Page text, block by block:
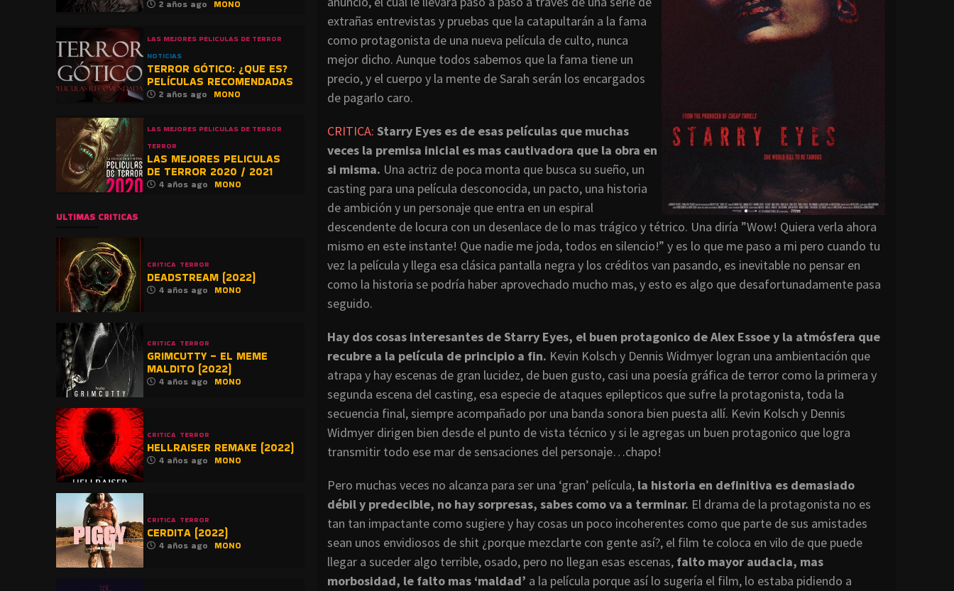
extrañas entrevistas y pruebas que la catapultarán a la fama
como protagonista de una nueva película de culto, nunca
mejor dicho. Aunque todos sabemos que la fama tiene un
precio, y el cuerpo y la mente de Sarah serán los encargados
de pagarlo caro.
CRITICA: Starry Eyes es de esas películas que muchas
veces la premisa inicial es mas cautivadora que la obra en
si misma. Una actriz de poca monta que busca su sueño, un
casting para una película desconocida, un pacto, una historia
de ambición y un personaje que entra en un espiral
descendente de locura con un desenlace de lo mas trágico y tétrico. Una diría ”Wow! Quiera verla ahora
mismo en este instante! Que nadie me joda, todos en silencio!” y es lo que me paso a mi pero cuando tu
vez la película y llega esa clásica pantalla negra y los créditos van pasando, es inevitable no pensar en
como la historia se podría haber aprovechado mucho mas, y esto es algo que desafortunadamente pasa
seguido.
Hay dos cosas interesantes de Starry Eyes, el buen protagonico de Alex Essoe y la atmósfera que
recubre a la película de principio a fin. Kevin Kolsch y Dennis Widmyer logran una ambientación que
atrapa y hay escenas de gran lucidez, de buen gusto, casi una poesía gráfica de terror como la primera y
segunda escena del casting, esa especie de ataques epilepticos que sufre la protagonista, toda la
secuencia final, siempre acompañado por una banda sonora bien puesta allí. Kevin Kolsch y Dennis
Widmyer dirigen bien desde el punto de vista técnico y si le agregas un buen protagonico que logra
transmitir todo ese mar de sensaciones del personaje…chapo!
Pero muchas veces no alcanza para ser una ‘gran’ película, la historia en definitiva es demasiado
débil y predecible, no hay sorpresas, sabes como va a terminar. El drama de la protagonista no es
tan tan impactante como sugiere y hay cosas un poco incoherentes como que parte de sus amistades
sean unos envidiosos de shit ¿porque mezclarte con gente así?, el film te coloca en vilo de que puede
llegar a suceder algo terrible, osado, pero no llegan esas escenas, falto mayor audacia, mas
morbosidad, le falto mas ‘maldad’ a la película porque así lo sugería el film, lo estaba pidiendo a
2 años ago MONO
LAS MEJORES PELICULAS DE TERROR
NOTICIAS
TERROR GÓTICO: ¿QUE ES?
PELÍCULAS RECOMENDADAS
2 años ago MONO
LAS MEJORES PELICULAS DE TERROR
TERROR
LAS MEJORES PELICULAS
DE TERROR 2020 / 2021
4 años ago MONO
ULTIMAS CRITICAS
CRITICA TERROR
DEADSTREAM (2022)
4 años ago MONO
CRITICA TERROR
GRIMCUTTY – EL MEME
MALDITO (2022)
4 años ago MONO
CRITICA TERROR
HELLRAISER REMAKE (2022)
4 años ago MONO
CRITICA TERROR
CERDITA (2022)
4 años ago MONO